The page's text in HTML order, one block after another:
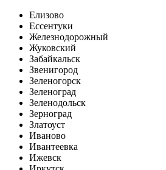
Елизово
Ессентуки
Железнодорожный
Жуковский
Забайкальск
Звенигород
Зеленогорск
Зеленоград
Зеленодольск
Зерноград
Златоуст
Иваново
Ивантеевка
Ижевск